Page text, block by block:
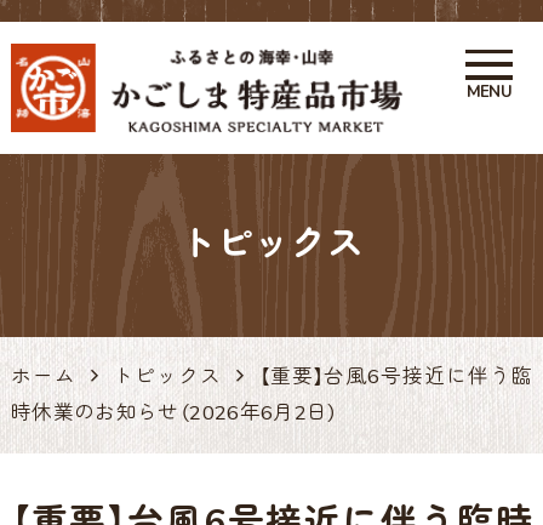
かごしま特産品市場 かご市 鹿
児島の特産品・お土産アンテナ
MENU
トピックス
ホーム トピックス
【重要】台風6号接近に伴う臨
時休業のお知らせ（2026年6月2日）